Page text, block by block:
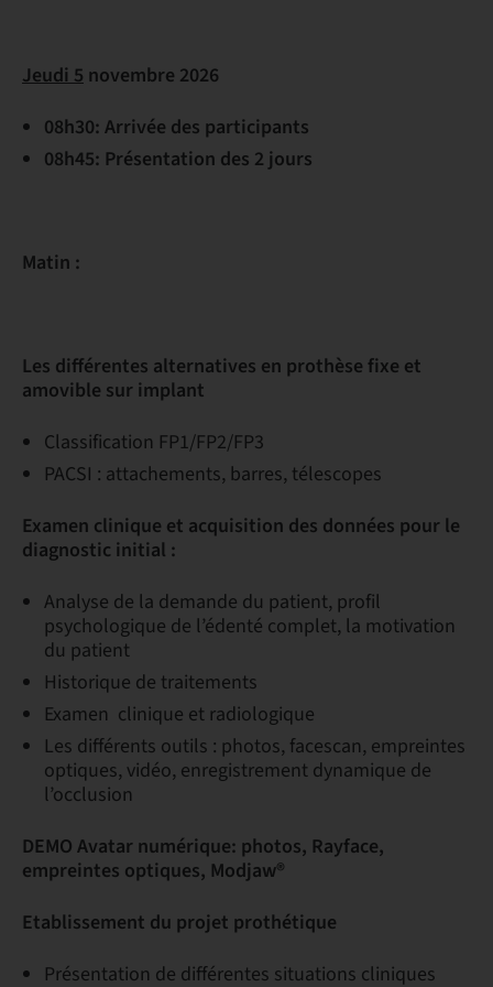
Jeudi 5 novembre 2026
08h30: Arrivée des participants
08h45: Présentation des 2 jours
Matin :
Les différentes alternatives en prothèse fixe et
amovible sur implant
Classification FP1/FP2/FP3
PACSI : attachements, barres, télescopes
Examen clinique et acquisition des données pour le
diagnostic initial :
Analyse de la demande du patient, profil
psychologique de l’édenté complet, la motivation
du patient
Historique de traitements
Examen clinique et radiologique
Les différents outils : photos, facescan, empreintes
optiques, vidéo, enregistrement dynamique de
l’occlusion
DEMO Avatar numérique: photos, Rayface,
empreintes optiques, Modjaw®
Etablissement du projet prothétique
Présentation de différentes situations cliniques